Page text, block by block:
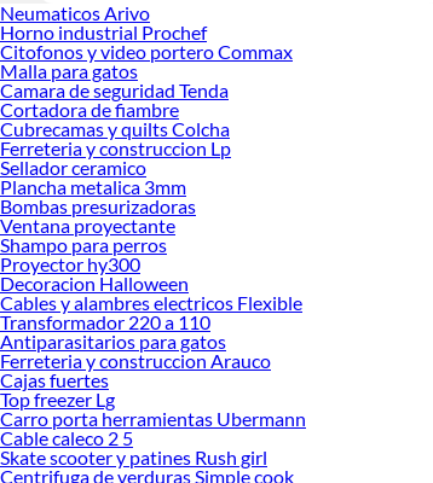
Neumaticos Arivo
Horno industrial Prochef
Citofonos y video portero Commax
Malla para gatos
Camara de seguridad Tenda
Cortadora de fiambre
Cubrecamas y quilts Colcha
Ferreteria y construccion Lp
Sellador ceramico
Plancha metalica 3mm
Bombas presurizadoras
Ventana proyectante
Shampo para perros
Proyector hy300
Decoracion Halloween
Cables y alambres electricos Flexible
Transformador 220 a 110
Antiparasitarios para gatos
Ferreteria y construccion Arauco
Cajas fuertes
Top freezer Lg
Carro porta herramientas Ubermann
Cable caleco 2 5
Skate scooter y patines Rush girl
Centrifuga de verduras Simple cook